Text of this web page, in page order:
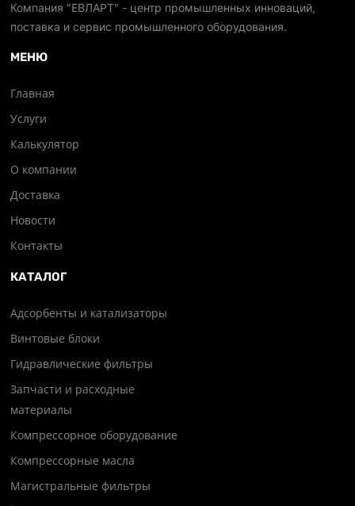
Компания "ЕВЛАРТ" - центр промышленных инноваций,
поставка и сервис промышленного оборудования.
МЕНЮ
Главная
Услуги
Калькулятор
О компании
Доставка
Новости
Контакты
КАТАЛОГ
Адсорбенты и катализаторы
Винтовые блоки
Гидравлические фильтры
Запчасти и расходные
материалы
Компрессорное оборудование
Компрессорные масла
Магистральные фильтры